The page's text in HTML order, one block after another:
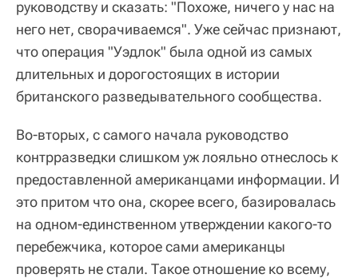
руководству и сказать: "Похоже, ничего у нас на
него нет, сворачиваемся". Уже сейчас признают,
что операция "Уэдлок" была одной из самых
длительных и дорогостоящих в истории
британского разведывательного сообщества.
Во-вторых, с самого начала руководство
контрразведки слишком уж лояльно отнеслось к
предоставленной американцами информации. И
это притом что она, скорее всего, базировалась
на одном-единственном утверждении какого-то
перебежчика, которое сами американцы
проверять не стали. Такое отношение ко всему,